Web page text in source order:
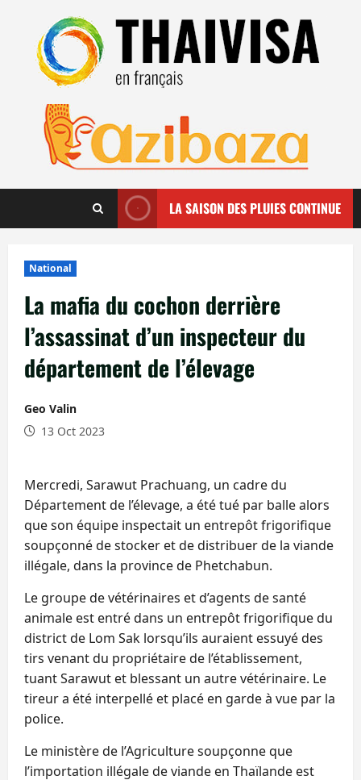
contenu
LA SAISON DES PLUIES CONTINUE
National
La mafia du cochon derrière
l’assassinat d’un inspecteur du
département de l’élevage
Geo Valin
13 Oct 2023
Mercredi, Sarawut Prachuang, un cadre du
Département de l’élevage, a été tué par balle alors
que son équipe inspectait un entrepôt frigorifique
soupçonné de stocker et de distribuer de la viande
illégale, dans la province de Phetchabun.
Le groupe de vétérinaires et d’agents de santé
animale est entré dans un entrepôt frigorifique du
district de Lom Sak lorsqu’ils auraient essuyé des
tirs venant du propriétaire de l’établissement,
tuant Sarawut et blessant un autre vétérinaire. Le
tireur a été interpellé et placé en garde à vue par la
police.
Le ministère de l’Agriculture soupçonne que
l’importation illégale de viande en Thaïlande est